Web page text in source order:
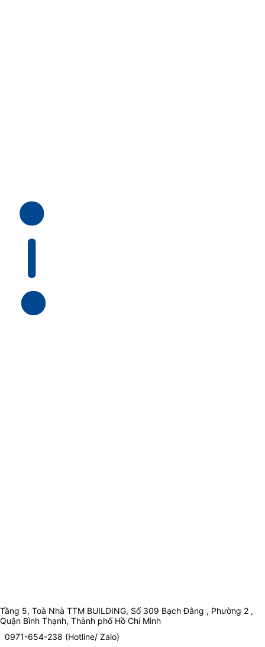
Tầng 5, Toà Nhà TTM BUILDING, Số 309 Bạch Đằng , Phường 2 ,
Quận Bình Thạnh, Thành phố Hồ Chí Minh
0971-654-238 (Hotline/ Zalo)